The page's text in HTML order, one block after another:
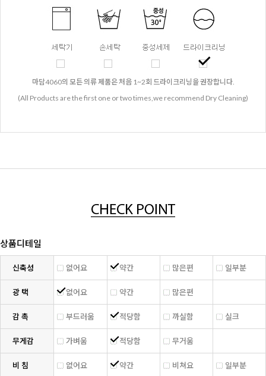
마담4060의 모든 의류 제품은 처음 1~2회 드라이크리닝을 권장합니다.
(All Products are the first one or two times,we recommend Dry Cleaning)
상품디테일
신축성 없어요 약간 많은편 일부분
광 택 없어요 약간 많은편
감 촉 부드러움 적당함 까실함 실크
무게감 가벼움 적당함 무거움
비 침 없어요 약간 비쳐요 일부분